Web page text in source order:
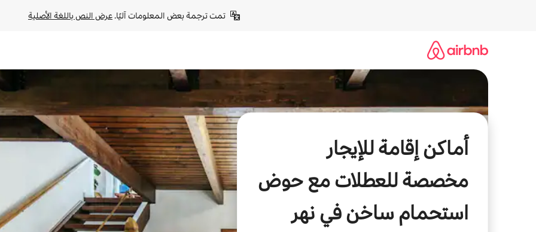
تمت ترجمة بعض المعلومات آليًا. عرض النص باللغة الأصلية
أماكن إقامة للإيجار
مخصصة للعطلات مع حوض
استحمام ساخن في نهر